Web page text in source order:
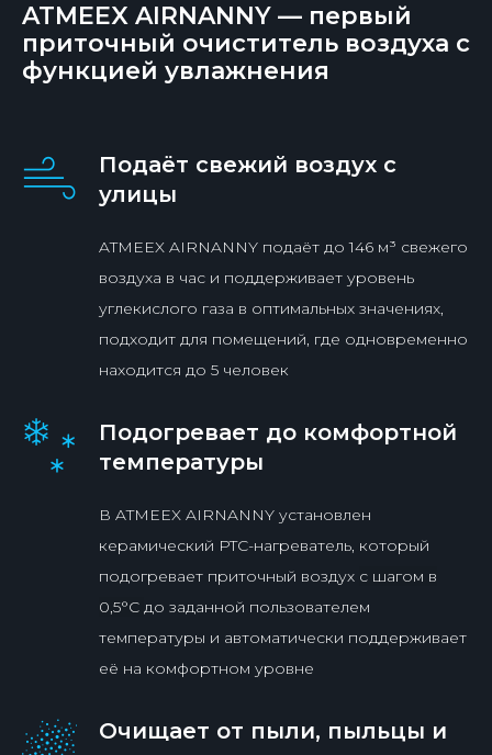
ATMEEX AIRNANNY — первый
приточный очиститель воздуха с
функцией увлажнения
Подаёт свежий воздух с
улицы
ATMEEX AIRNANNY подаёт до 146 м³ свежего
воздуха в час и поддерживает уровень
углекислого газа в оптимальных значениях,
подходит для помещений, где одновременно
находится до 5 человек
Подогревает до комфортной
температуры
В ATMEEX AIRNANNY установлен
керамический PTC-нагреватель, который
подогревает приточный воздух с шагом в
0,5°C до заданной пользователем
температуры и автоматически поддерживает
её на комфортном уровне
Очищает от пыли, пыльцы и